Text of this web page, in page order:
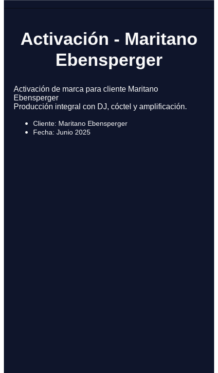
Activación - Maritano
Ebensperger
Activación de marca para cliente Maritano
Ebensperger
Producción integral con DJ, cóctel y amplificación.
Cliente: Maritano Ebensperger
Fecha: Junio 2025